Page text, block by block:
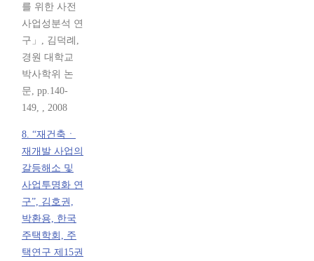
를 위한 사전
사업성분석 연
구」, 김덕례,
경원 대학교
박사학위 논
문, pp.140-
149, , 2008
8. “재건축ㆍ
재개발 사업의
갈등해소 및
사업투명화 연
구”, 김호권,
박환용, 한국
주택학회, 주
택연구 제15권